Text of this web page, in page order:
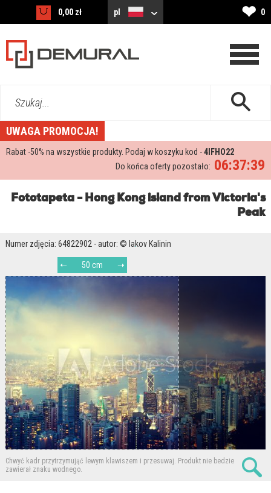
0,00 zł pl ❤ 0
Szukaj...
UWAGA PROMOCJA!
Rabat -50% na wszystkie produkty. Podaj w koszyku kod -4IFHO22
06:37:38
Do końca oferty pozostało:
Fototapeta - Hong Kong island from Victoria's
Peak
Numer zdjęcia: 64822902 - autor: © Iakov Kalinin
50 cm
Chwyć kadr przytrzymująć lewym klawiszem i przesuwaj. Produkt nie bedzie
zawierał znaku wodnego.